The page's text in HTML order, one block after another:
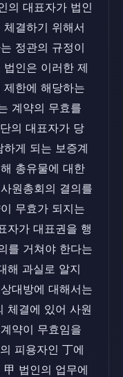
의 대표자가 법인
결하기 위해서
정관의 규정이
인은 이러한 제
한에 해당하는
계약의 무효를
의 대표자가 당
게 되는 보증계
총유물에 대한
원총회의 결의를
무효가 되지는
자가 대표권을 행
를 거쳐야 한다는
해 과실로 알지
대방에 대해서는
체결에 있어 사원
약이 무효임을
피용자인 丁에
법인의 업무에